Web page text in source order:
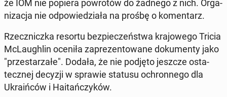
że IOM nie popiera po­wro­tów do żadnego z nich. Or­ga­
ni­za­cja nie od­po­wie­dzia­ła na prośbę o ko­men­tarz.
Rzecz­nicz­ka resortu bez­pie­czeń­stwa kra­jo­we­go Tricia
McLau­gh­lin oceniła za­pre­zen­to­wa­ne do­ku­men­ty jako
"prze­sta­rza­łe". Dodała, że nie podjęto jeszcze osta­
tecz­nej decyzji w sprawie statusu ochron­ne­go dla
Ukra­iń­ców i Ha­itań­czy­ków.